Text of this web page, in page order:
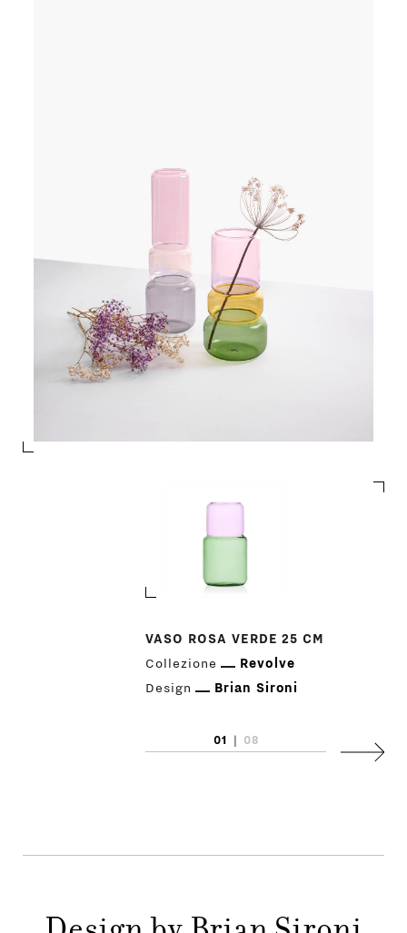
DESIGNER
NEWS
VASO ROSA VERDE 25 CM
Collezione
Revolve
Design
Brian Sironi
01 08